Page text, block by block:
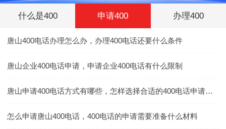
什么是400 申请400 办理400
唐山400电话办理怎么办，办理400电话还要什么条件
唐山企业400电话申请，申请企业400电话有什么限制
唐山申请400电话方式有哪些，怎样选择合适的400电话申请方式
怎么申请唐山400电话，400电话的申请需要准备什么材料